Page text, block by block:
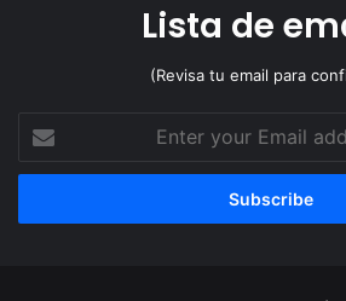
Lista de
(Revisa tu email para
your
Email